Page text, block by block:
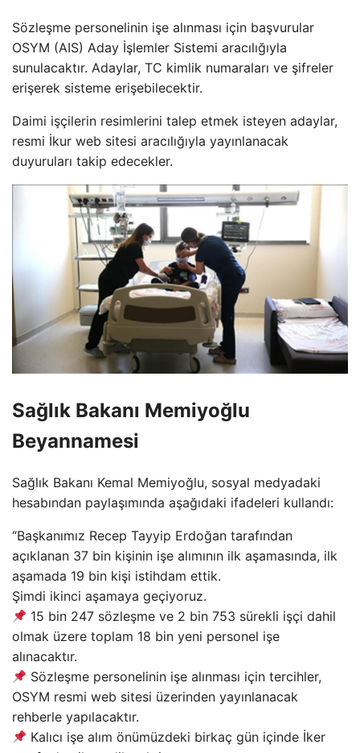
Sözleşme personelinin işe alınması için başvurular
OSYM (AIS) Aday İşlemler Sistemi aracılığıyla
sunulacaktır. Adaylar, TC kimlik numaraları ve şifreler
erişerek sisteme erişebilecektir.
Daimi işçilerin resimlerini talep etmek isteyen adaylar,
resmi İkur web sitesi aracılığıyla yayınlanacak
duyuruları takip edecekler.
Sağlık Bakanı Memiyoğlu
Beyannamesi
Sağlık Bakanı Kemal Memiyoğlu, sosyal medyadaki
hesabından paylaşımında aşağıdaki ifadeleri kullandı:
“Başkanımız Recep Tayyip Erdoğan tarafından
açıklanan 37 bin kişinin işe alımının ilk aşamasında, ilk
aşamada 19 bin kişi istihdam ettik.
Şimdi ikinci aşamaya geçiyoruz.
15 bin 247 sözleşme ve 2 bin 753 sürekli işçi dahil
olmak üzere toplam 18 bin yeni personel işe
alınacaktır.
Sözleşme personelinin işe alınması için tercihler,
OSYM resmi web sitesi üzerinden yayınlanacak
rehberle yapılacaktır.
Kalıcı işe alım önümüzdeki birkaç gün içinde İker